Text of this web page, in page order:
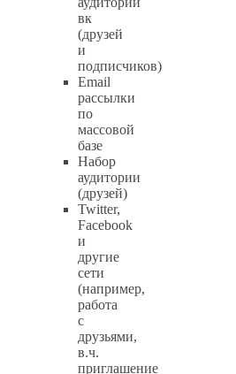
вк
(друзей
и
подписчиков)
Email
рассылки
по
массовой
базе
Набор
аудитории
(друзей)
Twitter,
Facebook
и
другие
сети
(например,
работа
с
друзьями,
в.ч.
приглашение